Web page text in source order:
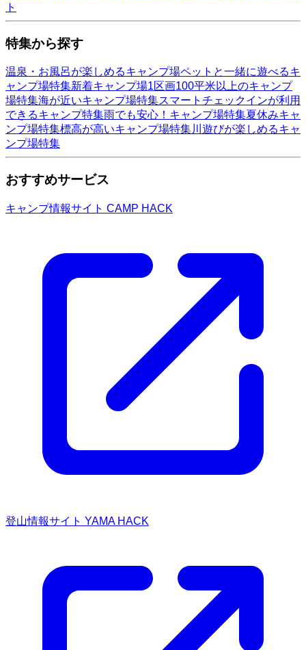
ト
特集から探す
温泉・お風呂が楽しめるキャンプ場ペットと一緒に遊べるキ
ャンプ場特集新着キャンプ場1区画100平米以上のキャンプ
場特集海が近いキャンプ場特集スマートチェックインが利用
できるキャンプ特集雨でも安心！キャンプ場特集夏休みキャ
ンプ場特集標高が高いキャンプ場特集川遊びが楽しめるキャ
ンプ場特集
おすすめサービス
キャンプ情報サイト CAMP HACK
登山情報サイト YAMA HACK